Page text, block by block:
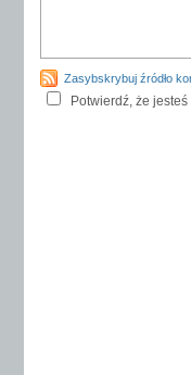
Zasybskrybuj źródło
Potwierdź, że jesteś